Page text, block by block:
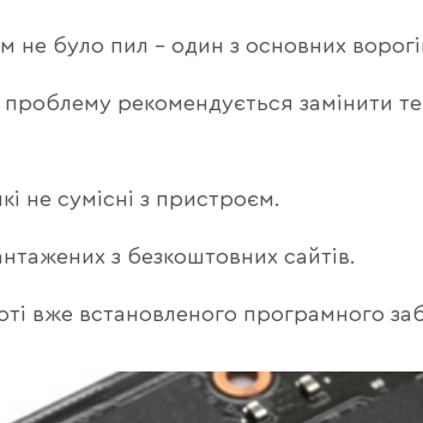
не було пил - один з основних
проблему рекомендується замінити
не сумісні з пристроєм.
з безкоштовних сайтів.
вже встановленого програмного